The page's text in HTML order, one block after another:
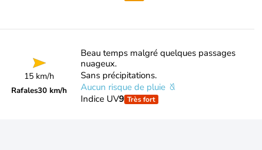
15 km/h
Rafales30 km/h
Beau temps malgré quelques passages
nuageux.
Sans précipitations.
Aucun risque de pluie
Indice UV9 Très fort